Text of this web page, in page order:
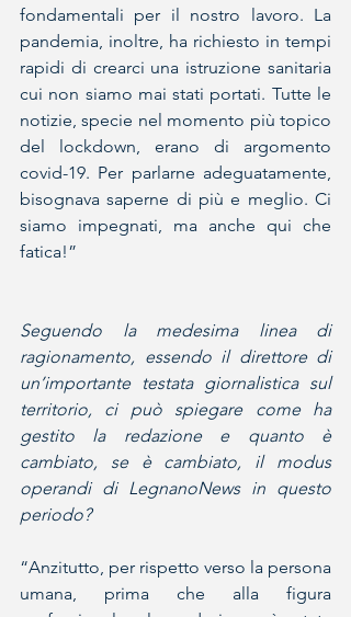
fondamentali per il nostro lavoro. La
pandemia, inoltre, ha richiesto in tempi
rapidi di crearci una istruzione sanitaria
cui non siamo mai stati portati. Tutte le
notizie, specie nel momento più topico
del lockdown, erano di argomento
covid-19. Per parlarne adeguatamente,
bisognava saperne di più e meglio. Ci
siamo impegnati, ma anche qui che
fatica!”
Seguendo la medesima linea di
ragionamento, essendo il direttore di
un’importante testata giornalistica sul
territorio, ci può spiegare come ha
gestito la redazione e quanto è
cambiato, se è cambiato, il modus
operandi di LegnanoNews in questo
periodo?
“Anzitutto, per rispetto verso la persona
umana, prima che alla figura